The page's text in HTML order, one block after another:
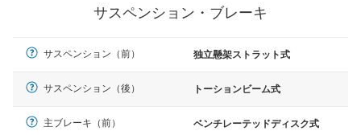
サスペンション・ブレーキ
サスペンション（前） 独立懸架ストラット式
サスペンション（後） トーションビーム式
主ブレーキ（前） ベンチレーテッドディスク式